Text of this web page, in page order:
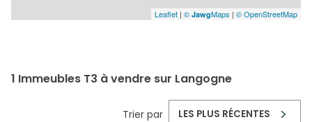
Leaflet | © JawgMaps | © OpenStreetMap
1 Immeubles T3 à vendre sur Langogne
Trier par LES PLUS RÉCENTES